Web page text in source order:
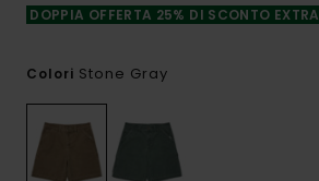
DOPPIA OFFERTA 25% DI SCONTO EXTRA
Colori Stone Gray